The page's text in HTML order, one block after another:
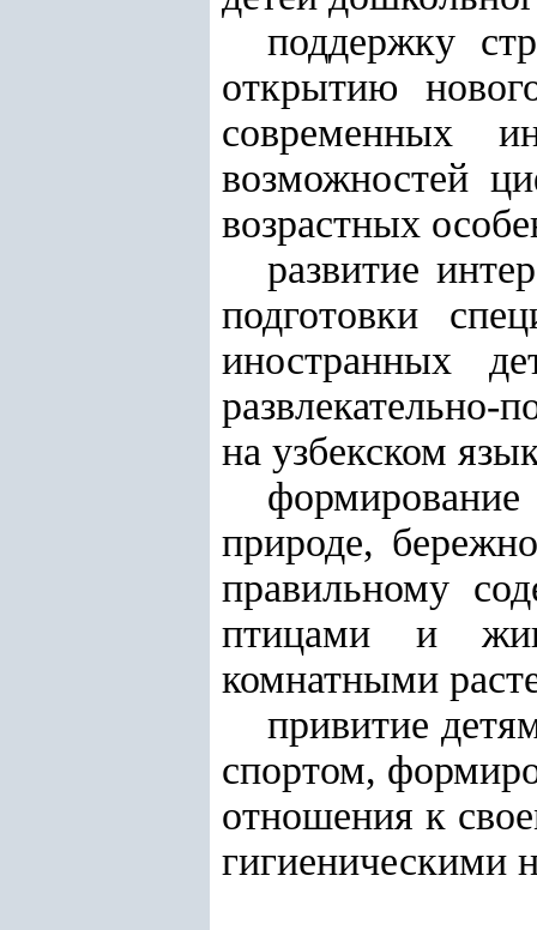
поддержку
открытию
современных
возможностей
возрастных
развитие
подготовки
иностранных
развлекательно-
на узбекском
природе,
правильному
птицами и
комнатными
привитие
спортом,
отношения к
гигиеническими